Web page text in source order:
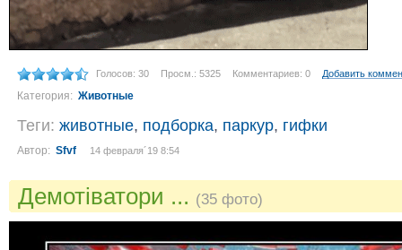
Голосов: 30 Просм.: 5325 Комментариев: 0 Добавить
Категория: Животные
Теги: животные, подборка, паркур, гифки
Автор: Sfvf 14 февраля´19 8:54
Демотіватори ... (35 фото)